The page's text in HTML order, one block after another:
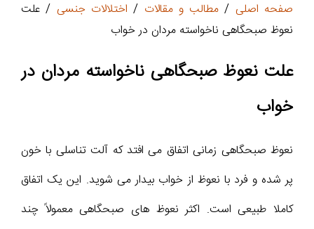
صفحه اصلی / مطالب و مقالات / اختلالات جنسی / علت
نعوظ صبحگاهی ناخواسته مردان در خواب
علت نعوظ صبحگاهی ناخواسته مردان در
خواب
نعوظ صبحگاهی زمانی اتفاق می افتد که آلت تناسلی با خون
پر شده و فرد با نعوظ از خواب بیدار می شوید. این یک اتفاق
کاملا طبیعی است. اکثر نعوظ های صبحگاهی معمولاً چند